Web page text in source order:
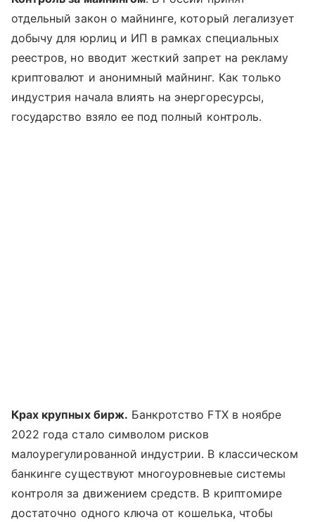
отдельный закон о майнинге, который легализует
добычу для юрлиц и ИП в рамках специальных
реестров, но вводит жесткий запрет на рекламу
криптовалют и анонимный майнинг. Как только
индустрия начала влиять на энергоресурсы,
государство взяло ее под полный контроль.
Крах крупных бирж. Банкротство FTX в ноябре
2022 года стало символом рисков
малоурегулированной индустрии. В классическом
банкинге существуют многоуровневые системы
контроля за движением средств. В криптомире
достаточно одного ключа от кошелька, чтобы